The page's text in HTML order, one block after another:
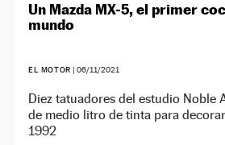
Un Mazda MX-5, el primer
mundo
EL MOTOR |06/11/2021
Diez tatuadores del estudio Noble
de medio litro de tinta para
1992